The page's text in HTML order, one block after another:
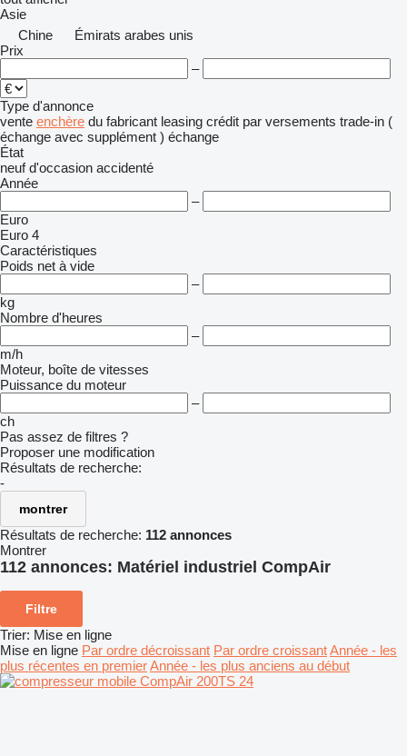
Asie
Chine
Émirats arabes unis
Prix
–
Type d'annonce
vente enchère du fabricant leasing crédit par versements trade-in (
échange avec supplément ) échange
État
neuf d'occasion accidenté
Année
–
Euro
Euro 4
Caractéristiques
Poids net à vide
–
kg
Nombre d'heures
–
m/h
Moteur, boîte de vitesses
Puissance du moteur
–
ch
Pas assez de filtres ?
Proposer une modification
Résultats de recherche:
-
montrer
Résultats de recherche: 112 annonces
Montrer
112 annonces: Matériel industriel CompAir
Filtre
Trier: Mise en ligne
Mise en ligne Par ordre décroissant Par ordre croissantAnnée - les
plus récentes en premierAnnée - les plus anciens au début